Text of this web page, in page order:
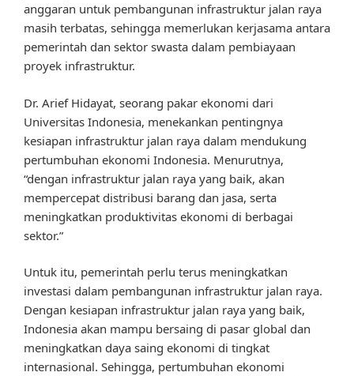
anggaran untuk pembangunan infrastruktur jalan raya
masih terbatas, sehingga memerlukan kerjasama antara
pemerintah dan sektor swasta dalam pembiayaan
proyek infrastruktur.
Dr. Arief Hidayat, seorang pakar ekonomi dari
Universitas Indonesia, menekankan pentingnya
kesiapan infrastruktur jalan raya dalam mendukung
pertumbuhan ekonomi Indonesia. Menurutnya,
“dengan infrastruktur jalan raya yang baik, akan
mempercepat distribusi barang dan jasa, serta
meningkatkan produktivitas ekonomi di berbagai
sektor.”
Untuk itu, pemerintah perlu terus meningkatkan
investasi dalam pembangunan infrastruktur jalan raya.
Dengan kesiapan infrastruktur jalan raya yang baik,
Indonesia akan mampu bersaing di pasar global dan
meningkatkan daya saing ekonomi di tingkat
internasional. Sehingga, pertumbuhan ekonomi